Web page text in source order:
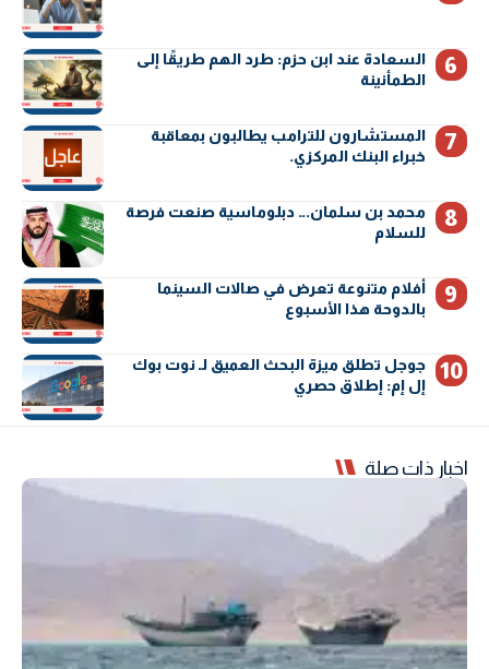
السعادة عند ابن حزم: طرد الهم طريقًا إلى
الطمأنينة
المستشارون للترامب يطالبون بمعاقبة
خبراء البنك المركزي.
محمد بن سلمان… دبلوماسية صنعت فرصة
للسلام
أفلام متنوعة تعرض في صالات السينما
بالدوحة هذا الأسبوع
جوجل تطلق ميزة البحث العميق لـ نوت بوك
إل إم: إطلاق حصري
اخبار ذات صلة